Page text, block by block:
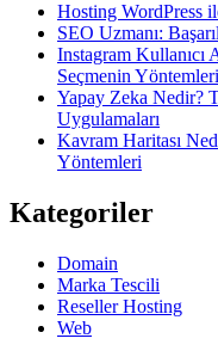
Hosting WordPress
SEO Uzmanı:
Instagram Kullanıcı
Seçmenin Yöntemleri
Yapay Zeka Nedir?
Uygulamaları
Kavram Haritası
Yöntemleri
Kategoriler
Domain
Marka Tescili
Reseller Hosting
Web